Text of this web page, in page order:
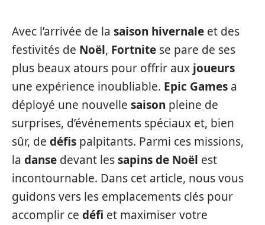
Avec l’arrivée de la saison hivernale et des
festivités de Noël, Fortnite se pare de ses
plus beaux atours pour offrir aux joueurs
une expérience inoubliable. Epic Games a
déployé une nouvelle saison pleine de
surprises, d’événements spéciaux et, bien
sûr, de défis palpitants. Parmi ces missions,
la danse devant lessapins de Noël est
incontournable. Dans cet article, nous vous
guidons vers les emplacements clés pour
accomplir ce défi et maximiser votre